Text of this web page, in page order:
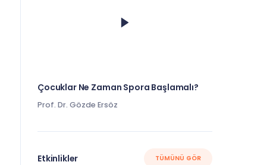
Çocuklar Ne Zaman Spora Başlamalı?
Prof. Dr. Gözde Ersöz
Etkinlikler TÜMÜNÜ GÖR